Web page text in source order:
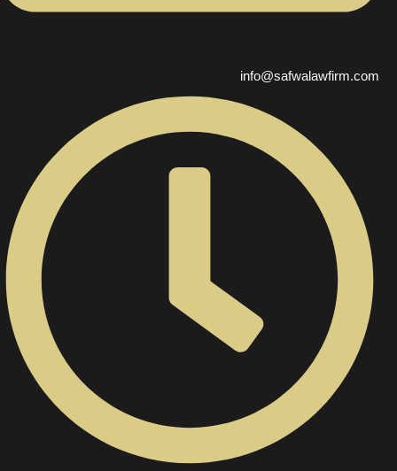
info@safwalawfirm.com